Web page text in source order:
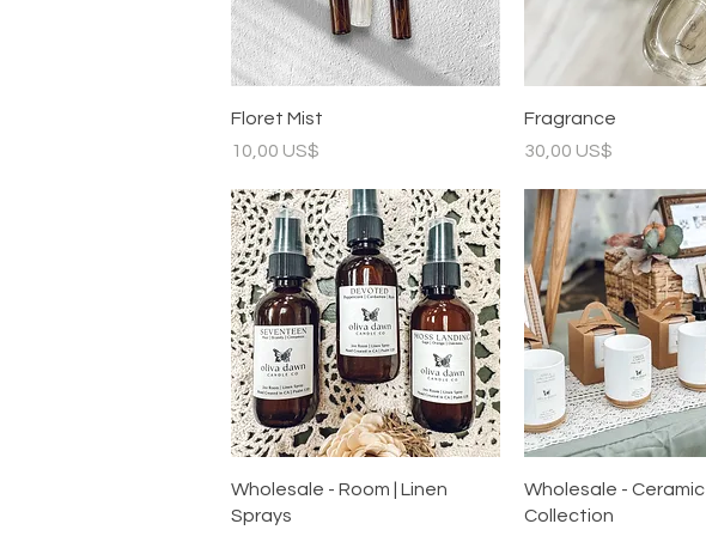
Vista rápida
Floret Mist
Precio
10,00 US$
Vista rápida
Fragrance
Precio
30,00 US$
Vista rápida
Wholesale - Room | Linen
Sprays
Vista rápida
Wholesale - Ceramic
Collection